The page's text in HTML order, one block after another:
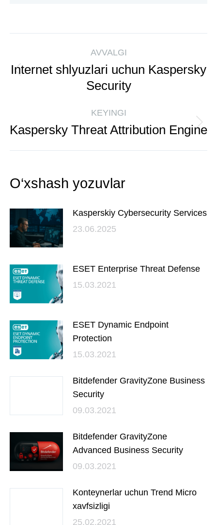
AVVALGI
Internet shlyuzlari uchun Kaspersky
Security
KEYINGI
Kaspersky Threat Attribution Engine
O‘xshash yozuvlar
Kasperskiy Cybersecurity Services
23.06.2025
ESET Enterprise Threat Defense
15.03.2021
ESET Dynamic Endpoint
Protection
15.03.2021
Bitdefender GravityZone Business
Security
09.03.2021
Bitdefender GravityZone
Advanced Business Security
09.03.2021
Konteynerlar uchun Trend Micro
xavfsizligi
25.02.2021